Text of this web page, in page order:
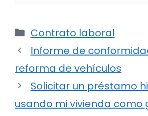
Categorías
Contrato laboral
Informe de
reforma de vehículos
Solicitar un préstamo
usando mi vivienda como